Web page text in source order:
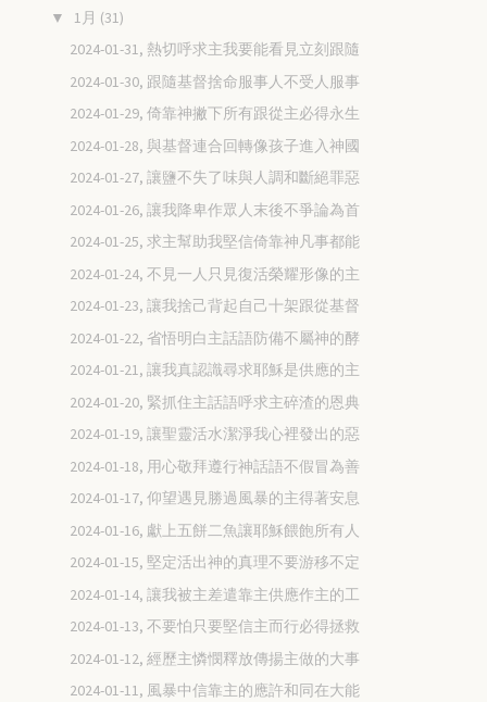
▼ 1月 (31)
2024-01-31, 熱切呼求主我要能看見立刻跟隨
2024-01-30, 跟隨基督捨命服事人不受人服事
2024-01-29, 倚靠神撇下所有跟從主必得永生
2024-01-28, 與基督連合回轉像孩子進入神國
2024-01-27, 讓鹽不失了味與人調和斷絕罪惡
2024-01-26, 讓我降卑作眾人末後不爭論為首
2024-01-25, 求主幫助我堅信倚靠神凡事都能
2024-01-24, 不見一人只見復活榮耀形像的主
2024-01-23, 讓我捨己背起自己十架跟從基督
2024-01-22, 省悟明白主話語防備不屬神的酵
2024-01-21, 讓我真認識尋求耶穌是供應的主
2024-01-20, 緊抓住主話語呼求主碎渣的恩典
2024-01-19, 讓聖靈活水潔淨我心裡發出的惡
2024-01-18, 用心敬拜遵行神話語不假冒為善
2024-01-17, 仰望遇見勝過風暴的主得著安息
2024-01-16, 獻上五餅二魚讓耶穌餵飽所有人
2024-01-15, 堅定活出神的真理不要游移不定
2024-01-14, 讓我被主差遣靠主供應作主的工
2024-01-13, 不要怕只要堅信主而行必得拯救
2024-01-12, 經歷主憐憫釋放傳揚主做的大事
2024-01-11, 風暴中信靠主的應許和同在大能